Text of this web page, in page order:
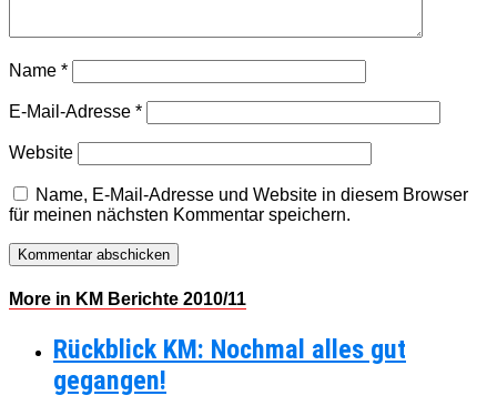
Name *
E-Mail-Adresse *
Website
Name, E-Mail-Adresse und Website in diesem Browser
für meinen nächsten Kommentar speichern.
More in KM Berichte 2010/11
Rückblick KM: Nochmal alles gut
gegangen!